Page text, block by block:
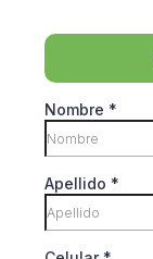
Nombre *
Apellido *